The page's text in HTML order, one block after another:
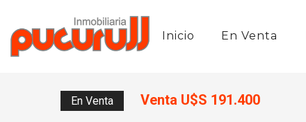
Inicio En Venta
En Venta Venta U$S 191.400